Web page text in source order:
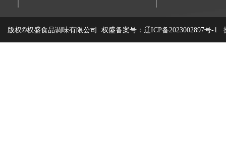
版权©权盛食品调味有限公司 权盛备案号： 辽ICP备2023002897号-1